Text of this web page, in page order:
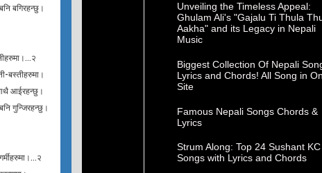
बगिरहन्छु।
बस्तीहरुमा।
आईरहन्छु।
गुन्जिरहन्छु।
Unveiling the Timeless Appeal:
Ghulam Ali's "Gajalu Ti Thula
Aakha" and its Legacy in Nepali
Music
Biggest Collection Of Nepali
Lyrics and Chords! All Song in
Site
Famous Nepali Songs Chords &
Lyrics
Strum Along: Top 24 Sushant KC
Songs with Lyrics and Chords